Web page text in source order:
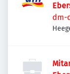
dm-